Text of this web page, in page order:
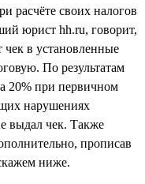
расчёте своих налогов
юрист hh.ru, говорит,
чек в установленные
По результатам
20% при первичном
нарушениях
выдал чек. Также
прописав
ниже.